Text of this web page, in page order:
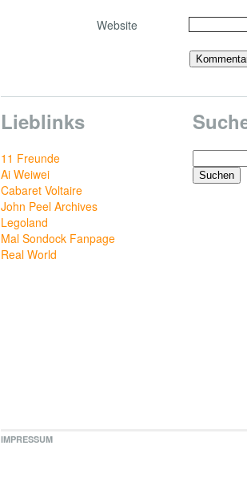
Website
Lieblinks
11 Freunde
Ai Weiwei
Cabaret Voltaire
John Peel Archives
Legoland
Mal Sondock Fanpage
Real World
Suchen
nach:
IMPRESSUM